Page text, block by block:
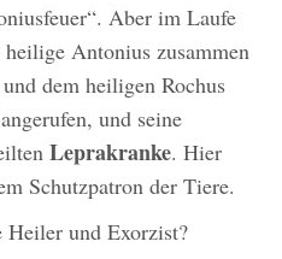
Aber im Laufe
Antonius zusammen
dem heiligen Rochus
angerufen, und seine
Leprakranke. Hier
Schutzpatron der Tiere.
und Exorzist?